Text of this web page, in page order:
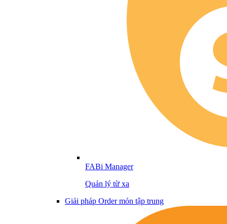
FABi Manager
Quản lý từ xa
Giải pháp Order món tập trung